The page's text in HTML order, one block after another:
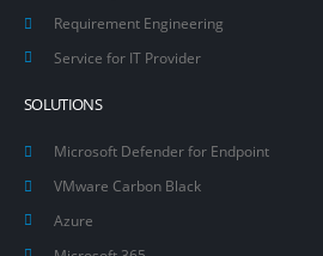
Requirement Engineering
Service for IT Provider
SOLUTIONS
Microsoft Defender for Endpoint
VMware Carbon Black
Azure